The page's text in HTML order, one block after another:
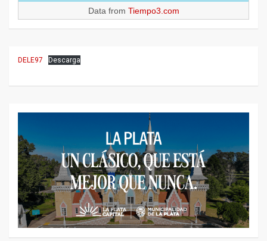
Data from Tiempo3.com
DELE97 Descarga